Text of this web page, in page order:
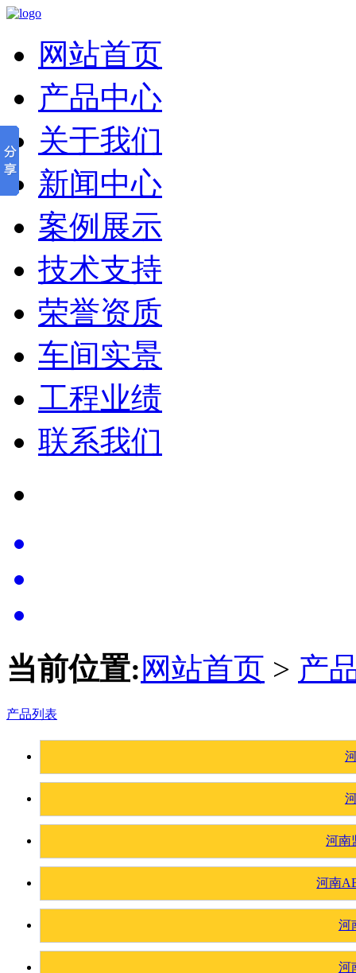
网站首页
产品中心
关于我们
新闻中心
案例展示
技术支持
荣誉资质
车间实景
工程业绩
联系我们
当前位置: 网站首页 > 产
产品列表
河南
河南
河
河